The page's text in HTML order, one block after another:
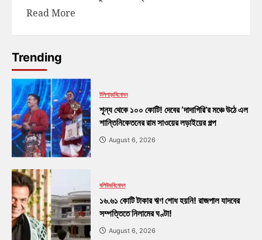
Read More
Trending
টলিপাড়াবিনোদন
শূন্য থেকে ১০০ কোটি! দেবের ‘দাদাগিরি’র মঞ্চে উঠে এল
শান্তিনিকেতনের রাম সাওয়ের লড়াইয়ের গল্প
August 6, 2026
বলিউডবিনোদন
১৬.৬১ কোটি টাকার ঋণ শোধ হয়নি! রাজপাল যাদবের
সম্পত্তিতে নিলামের ঘণ্টা!
August 6, 2026